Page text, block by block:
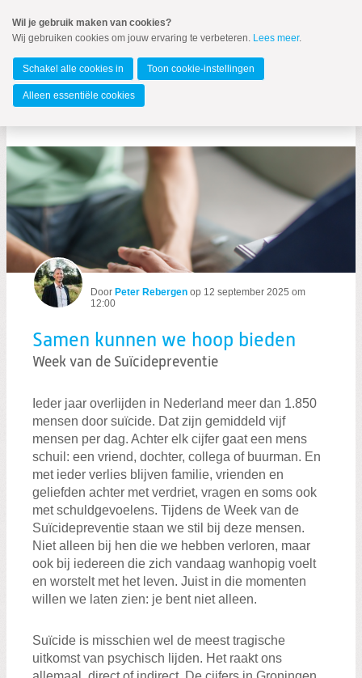
naar
Spring
de
inhoud
Spring
naar
Gemeente Groningen
MENU
Zoeken:
Door Peter Rebergen op 12 september 2025 om
12:00
Samen kunnen we hoop bieden
Week van de Suïcidepreventie
Ieder jaar overlijden in Nederland meer dan 1.850
mensen door suïcide. Dat zijn gemiddeld vijf
mensen per dag. Achter elk cijfer gaat een mens
schuil: een vriend, dochter, collega of buurman. En
met ieder verlies blijven familie, vrienden en
geliefden achter met verdriet, vragen en soms ook
met schuldgevoelens. Tijdens de Week van de
Suïcidepreventie staan we stil bij deze mensen.
Niet alleen bij hen die we hebben verloren, maar
ook bij iedereen die zich vandaag wanhopig voelt
en worstelt met het leven. Juist in die momenten
willen we laten zien: je bent niet alleen.
Suïcide is misschien wel de meest tragische
uitkomst van psychisch lijden. Het raakt ons
Wil je gebruik maken van cookies?
Wij gebruiken cookies om jouw ervaring te verbeteren. Lees meer.
Schakel alle cookies in Toon cookie-instellingen
Alleen essentiële cookies